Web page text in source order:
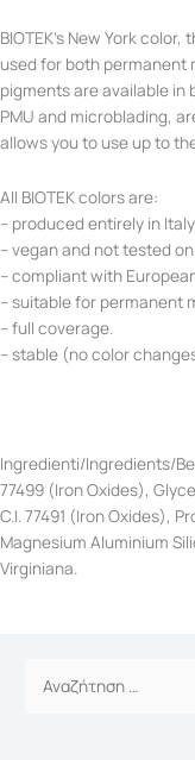
Αναζήτηση
BIOTEK’s New York
used for both permanent
pigments are available in
PMU and microblading,
allows you to use up to
All BIOTEK colors are:
– produced entirely in
– vegan and not tested
– compliant with
– suitable for permanent
– full coverage.
– stable (no color
Ingredienti/Ingredients/
77499 (Iron Oxides),
C.I. 77491 (Iron Oxides),
Magnesium Aluminium
Virginiana.